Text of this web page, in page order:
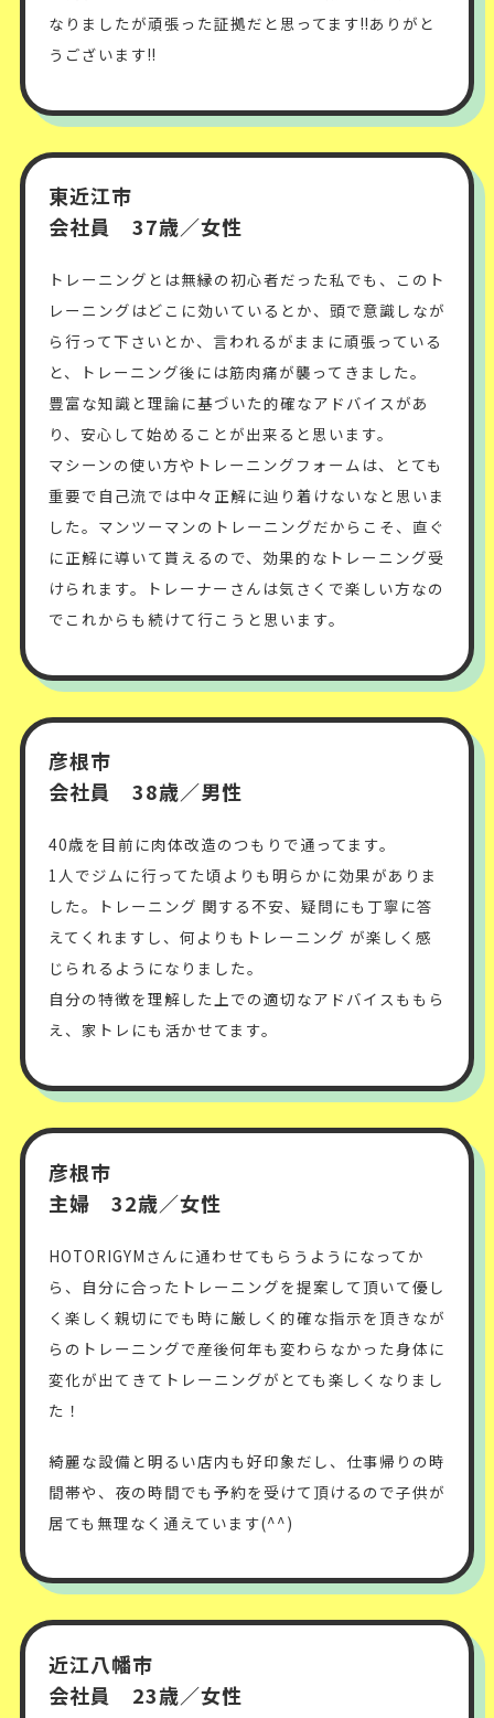
なりましたが頑張った証拠だと思ってます!!ありがと
うございます!!
東近江市
会社員 37歳／女性
トレーニングとは無縁の初心者だった私でも、このト
レーニングはどこに効いているとか、頭で意識しなが
ら行って下さいとか、言われるがままに頑張っている
と、トレーニング後には筋肉痛が襲ってきました。
豊富な知識と理論に基づいた的確なアドバイスがあ
り、安心して始めることが出来ると思います。
マシーンの使い方やトレーニングフォームは、とても
重要で自己流では中々正解に辿り着けないなと思いま
した。マンツーマンのトレーニングだからこそ、直ぐ
に正解に導いて貰えるので、効果的なトレーニング受
けられます。トレーナーさんは気さくで楽しい方なの
でこれからも続けて行こうと思います。
彦根市
会社員 38歳／男性
40歳を目前に肉体改造のつもりで通ってます。
1人でジムに行ってた頃よりも明らかに効果がありま
した。トレーニング 関する不安、疑問にも丁寧に答
えてくれますし、何よりもトレーニング が楽しく感
じられるようになりました。
自分の特徴を理解した上での適切なアドバイスももら
え、家トレにも活かせてます。
彦根市
主婦 32歳／女性
HOTORIGYMさんに通わせてもらうようになってか
ら、自分に合ったトレーニングを提案して頂いて優し
く楽しく親切にでも時に厳しく的確な指示を頂きなが
らのトレーニングで産後何年も変わらなかった身体に
変化が出てきてトレーニングがとても楽しくなりまし
た！
綺麗な設備と明るい店内も好印象だし、仕事帰りの時
間帯や、夜の時間でも予約を受けて頂けるので子供が
居ても無理なく通えています(^^)
近江八幡市
会社員 23歳／女性